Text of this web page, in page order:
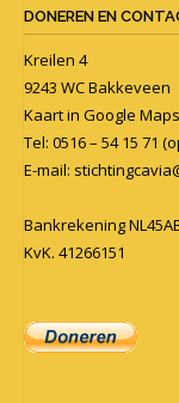
DONEREN EN
Kreilen 4
9243 WC Bakkeveen
Kaart in Google Maps
Tel: 0516 – 54 15 71
E-mail:
Bankrekening
KvK. 41266151